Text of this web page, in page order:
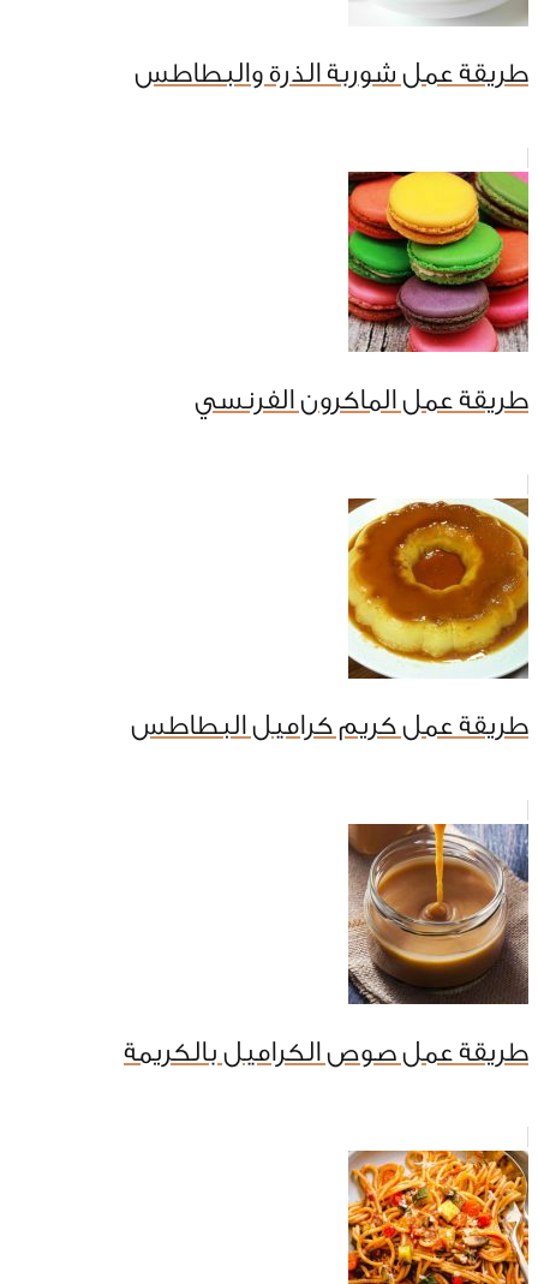
طريقة عمل شوربة الذرة والبطاطس
طريقة عمل الماكرون الفرنسي
طريقة عمل كريم كراميل البطاطس
طريقة عمل صوص الكراميل بالكريمة